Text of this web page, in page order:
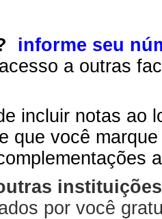
informe seu
a outras
incluir notas ao
que você
por você